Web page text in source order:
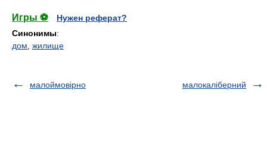
Игры ⚽
Нужен реферат?
Синонимы:
дом жилище
малоймовірно малокаліберний